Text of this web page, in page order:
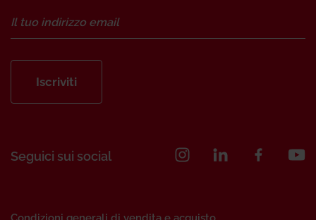
Iscriviti
Seguici sui social